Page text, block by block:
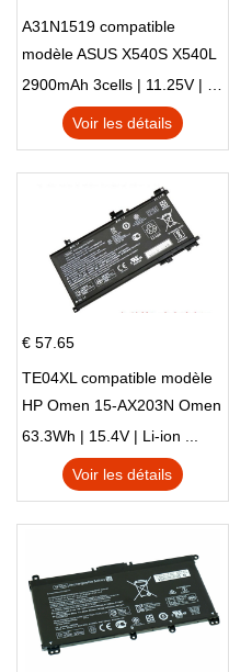
A31N1519 compatible
modèle ASUS X540S X540L
X540LA-SI302 X540SA
X540S
2900mAh 3cells | 11.25V | Li-ion ...
Voir les détails
€ 57.65
TE04XL compatible modèle
HP Omen 15-AX203N Omen
15 Series Pavilion 15 Series
63.3Wh | 15.4V | Li-ion ...
Voir les détails